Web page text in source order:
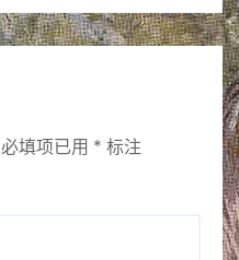
必填项已用 * 标注